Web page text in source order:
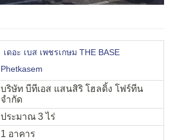
เดอะ เบส เพชรเกษม THE BASE
Phetkasem
บริษัท บีทีเอส แสนสิริ โฮลดิ้ง โฟร์ทีน
จำกัด
ประมาณ 3 ไร่
1 อาคาร